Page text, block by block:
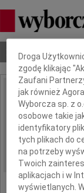
Nekrologi Odeszli
IMIĘ I NAZWISKO:
REGION:
DATA EMISJI:
Dbamy o Twoją
Droga
zgodę klikając
Zaufani
jak również
Wyborcza sp. z
osobowe takie
identyfikatory
tych plikach do
na potrzeby
Twoich
aplikacjach i w
wyświetlanych.